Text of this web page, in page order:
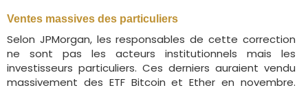
Ventes massives des particuliers
Selon JPMorgan, les responsables de cette correction
ne sont pas les acteurs institutionnels mais les
investisseurs particuliers. Ces derniers auraient vendu
massivement des ETF Bitcoin et Ether en novembre.